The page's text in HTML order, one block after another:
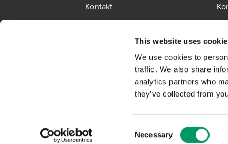
This website uses
We use cookies to
traffic. We also share
analytics partners who
they’ve collected from
Selection
Necessary
Kontakt
Påmelding nyhetsbrev
Personvernerklæring